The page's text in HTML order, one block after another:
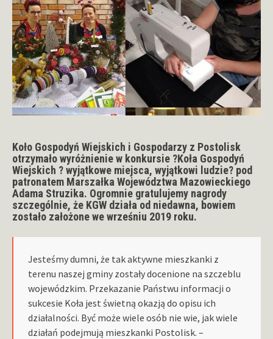
Koło Gospodyń Wiejskich i Gospodarzy z Postolisk
otrzymało wyróżnienie w konkursie ?Koła Gospodyń
Wiejskich ? wyjątkowe miejsca, wyjątkowi ludzie? pod
patronatem Marszałka Województwa Mazowieckiego
Adama Struzika. Ogromnie gratulujemy nagrody
szczególnie, że KGW działa od niedawna, bowiem
zostało założone we wrześniu 2019 roku.
Jesteśmy dumni, że tak aktywne mieszkanki z
terenu naszej gminy zostały docenione na szczeblu
wojewódzkim. Przekazanie Państwu informacji o
sukcesie Koła jest świetną okazją do opisu ich
działalności. Być może wiele osób nie wie, jak wiele
działań podejmują mieszkanki Postolisk. –